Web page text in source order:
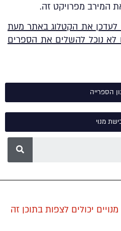
המירב מפרויקט זה.
לעדכן את הקטלוג באתר מעת
לא נוכל להשלים את הספרים
הספרייה
מנוי
יכולים לצפות בתוכן זה